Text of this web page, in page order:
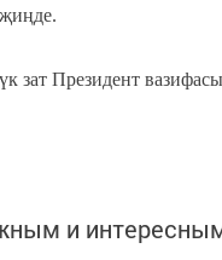
зат Президент
и